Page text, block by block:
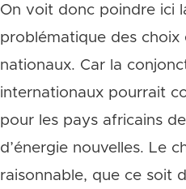
On voit donc poindre ici
problématique des choix
nationaux. Car la
internationaux pourrait
pour les pays africains
d’énergie nouvelles. Le
raisonnable, que ce soit